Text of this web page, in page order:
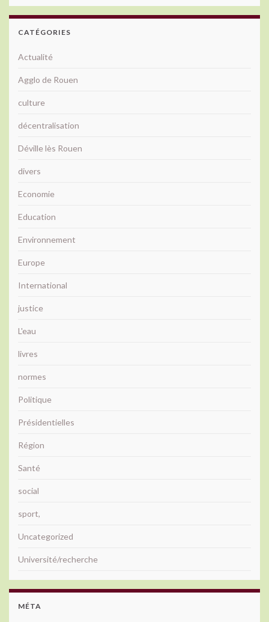
CATÉGORIES
Actualité
Agglo de Rouen
culture
décentralisation
Déville lès Rouen
divers
Economie
Education
Environnement
Europe
International
justice
L'eau
livres
normes
Politique
Présidentielles
Région
Santé
social
sport,
Uncategorized
Université/recherche
MÉTA